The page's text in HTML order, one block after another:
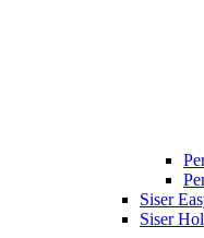
Siser
Siser